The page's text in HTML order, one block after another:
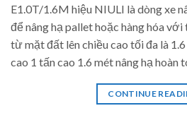
E1.0T/1.6M hiệu NIULI là dòng xe
để nâng hạ pallet hoặc hàng hóa
từ mặt đất lên chiều cao tối đa là
cao 1 tấn cao 1.6 mét nâng hạ hoàn
CONTINUE